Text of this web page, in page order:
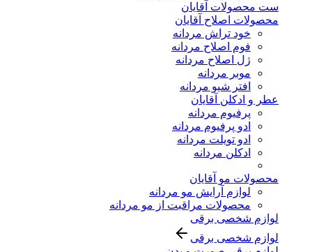
ست محصولات آقایان
محصولات اصلاح آقایان
خود تراش مردانه
فوم اصلاح مردانه
ژل اصلاح مردانه
موبر مردانه
افتر شیو مردانه
عطر و ادکلن آقایان
پرفیوم مردانه
ادو پرفیوم مردانه
ادو تویلت مردانه
ادکلن مردانه
محصولات مو آقایان
لوازم آرایش مو مردانه
محصولات مراقبت از مو مردانه
لوازم شخصی برقی
لوازم شخصی برقی